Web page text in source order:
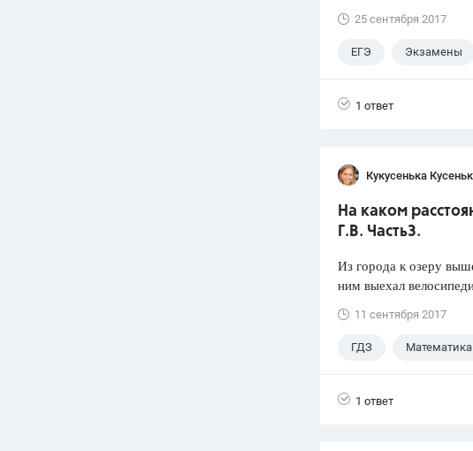
25 сентября 2017
ЕГЭ Экзамены
1 ответ
Кукусенька
На каком
Г.В. Часть3.
Из города к озеру
ним выехал
11 сентября 2017
ГДЗ Математика
1 ответ